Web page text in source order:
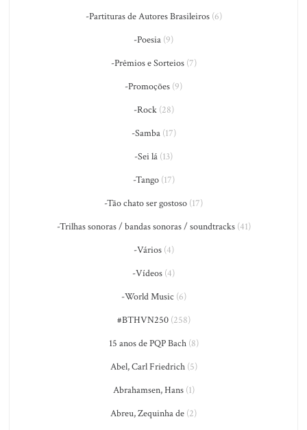
-Partituras de Autores Brasileiros(6)
-Poesia (9)
-Prêmios e Sorteios(7)
-Promoções (9)
-Rock(28)
-Samba(17)
-Sei lá (13)
-Tango(17)
-Tão chato ser gostoso (17)
-Trilhas sonoras / bandas sonoras / soundtracks(41)
-Vários(4)
-Vídeos (4)
-World Music (6)
#BTHVN250(258)
15 anos de PQP Bach(8)
Abel, Carl Friedrich(5)
Abrahamsen, Hans(1)
Abreu, Zequinha de (2)